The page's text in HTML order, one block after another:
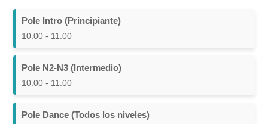
Pole Intro (Principiante)
10:00 - 11:00
Pole N2-N3 (Intermedio)
10:00 - 11:00
Pole Dance (Todos los niveles)